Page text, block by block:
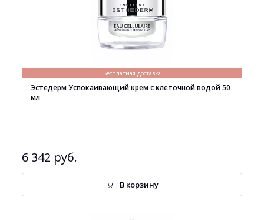
Бесплатная доставка
Эстедерм Успокаивающий крем с клеточной водой 50
мл
6 342 руб.
В корзину